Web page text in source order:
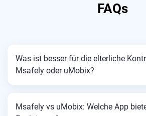
FAQs
Was ist besser für die elterliche
Msafely oder uMobix?
Msafely vs uMobix: Welche App